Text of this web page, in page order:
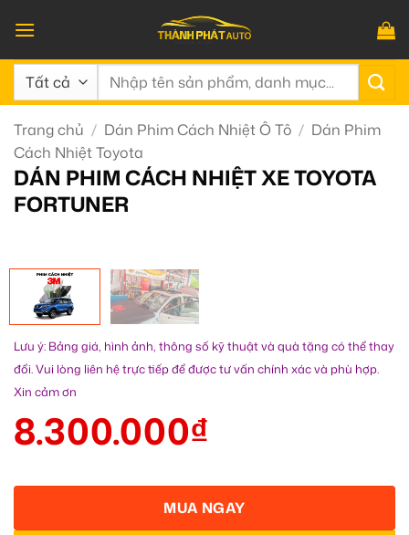
qua
nội
dung
Tìm
Trang chủ / Dán Phim Cách Nhiệt Ô Tô / Dán Phim
Cách Nhiệt Toyota
DÁN PHIM CÁCH NHIỆT XE TOYOTA
FORTUNER
Lưu ý: Bảng giá, hình ảnh, thông số kỹ thuật và quà tặng có thể thay
đổi. Vui lòng liên hệ trực tiếp để được tư vấn chính xác và phù hợp.
Xin cảm ơn
8.300.000₫
MUA NGAY